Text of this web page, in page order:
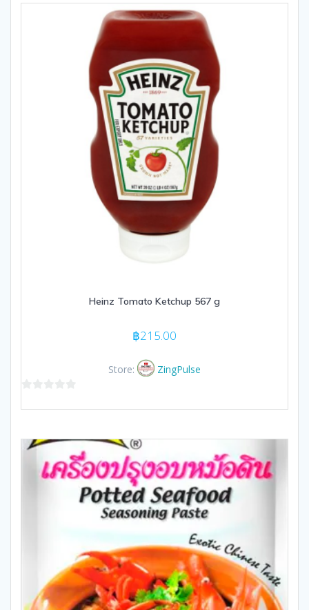
Heinz Tomato Ketchup 567 g
฿215.00
Store: ZingPulse